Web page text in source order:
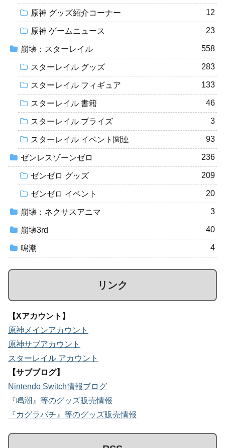
原神 グッズ紹介コーナー 12
原神 ゲームニュース 23
崩壊：スターレイル 558
スターレイル グッズ 283
スターレイル フィギュア 133
スターレイル 書籍 46
スターレイル プライズ 3
スターレイル イベント関連 93
ゼンレスゾーンゼロ 236
ゼンゼロ グッズ 209
ゼンゼロ イベント 20
崩壊：ネクサスアニマ 3
崩壊3rd 40
鳴潮 4
リンク
【Xアカウント】
原神メインアカウント
原神サブアカウント
スターレイル アカウント
【サブブログ】
Nintendo Switch情報ブログ
『鳴潮』等のグッズ販売情報
『カグラバチ』等のグッズ販売情報